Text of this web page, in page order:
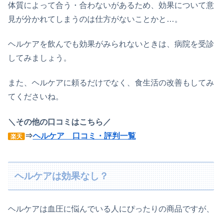
体質によって合う・合わないがあるため、効果について意
見が分かれてしまうのは仕方がないことかと…。
ヘルケアを飲んでも効果がみられないときは、病院を受診
してみましょう。
また、ヘルケアに頼るだけでなく、食生活の改善もしてみ
てくださいね。
＼その他の口コミはこちら／
楽天 ⇒ヘルケア 口コミ・評判一覧
ヘルケアは効果なし？
ヘルケアは血圧に悩んでいる人にぴったりの商品ですが、